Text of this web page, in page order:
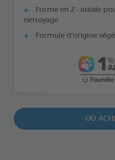
Forme en Z : idéale
nettoyage
Formule d'origine
OÙ